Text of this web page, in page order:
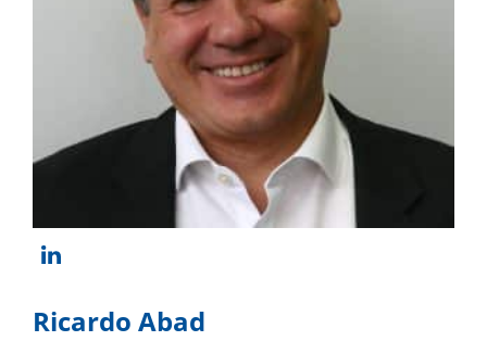
Ricardo Abad